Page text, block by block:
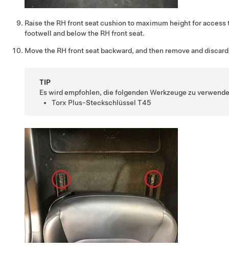
Raise the RH front seat cushion to maximum height for
footwell and below the RH front seat.
Move the RH front seat backward, and then remove and
TIP
Es wird empfohlen, die folgenden Werkzeuge zu
Torx Plus-Steckschlüssel T45